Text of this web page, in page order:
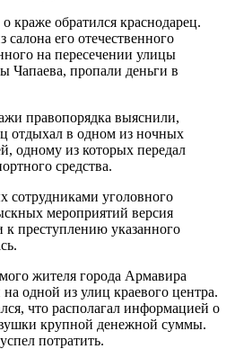
краже обратился краснодарец.
салона его отечественного
на пересечении улицы
Чапаева, пропали деньги в
правопорядка выяснили,
отдыхал в одном из ночных
одному из которых передал
средства.
сотрудниками уголовного
мероприятий версия
преступлению указанного
жителя города Армавира
одной из улиц краевого центра.
что располагал информацией о
крупной денежной суммы.
потратить.